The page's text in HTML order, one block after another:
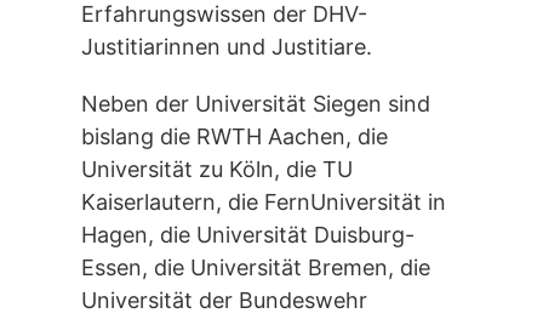
Erfahrungswissen der DHV-
Justitiarinnen und Justitiare.
Neben der Universität Siegen sind
bislang die RWTH Aachen, die
Universität zu Köln, die TU
Kaiserlautern, die FernUniversität in
Hagen, die Universität Duisburg-
Essen, die Universität Bremen, die
Universität der Bundeswehr